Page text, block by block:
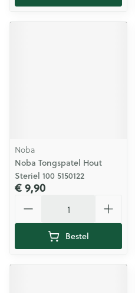
Noba
Noba Tongspatel Hout
Steriel 100 5150122
€ 9,90
Bestel